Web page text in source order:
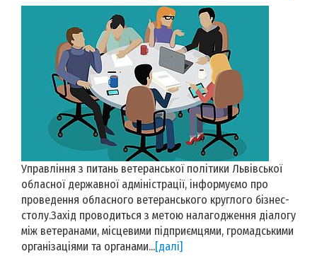
Управління з питань ветеранської політики Львівської
обласної державної адміністрації, інформуємо про
проведення обласного ветеранського круглого бізнес-
столу.Захід проводиться з метою налагодження діалогу
між ветеранами, місцевими підприємцями, громадськими
організаціями та органами...[далі]